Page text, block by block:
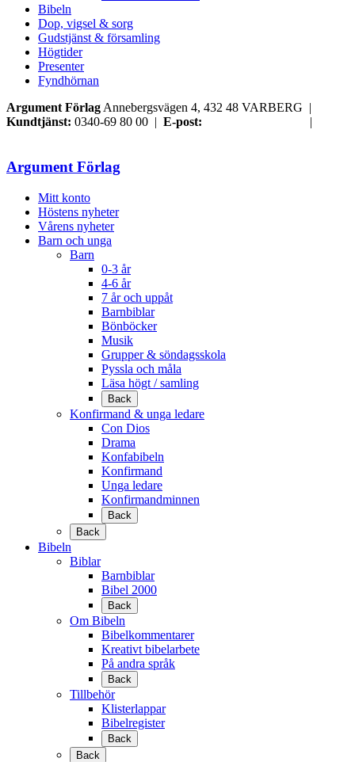
Bibeln
Dop, vigsel & sorg
Gudstjänst & församling
Högtider
Presenter
Fyndhörnan
Argument FörlagAnnebergsvägen 4, 432 48 VARBERG |
Kundtjänst: 0340-69 80 00 | E-post:
|
Argument Förlag
Mitt konto
Höstens nyheter
Vårens nyheter
Barn och unga
Barn
0-3 år
4-6 år
7 år och uppåt
Barnbiblar
Bönböcker
Musik
Grupper & söndagsskola
Pyssla och måla
Läsa högt / samling
Back
Konfirmand & unga ledare
Con Dios
Drama
Konfabibeln
Konfirmand
Unga ledare
Konfirmandminnen
Back
Back
Bibeln
Biblar
Barnbiblar
Bibel 2000
Back
Om Bibeln
Bibelkommentarer
Kreativt bibelarbete
På andra språk
Back
Tillbehör
Klisterlappar
Bibelregister
Back
Back